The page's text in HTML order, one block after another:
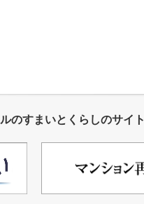
のすまいとくらしのサイト